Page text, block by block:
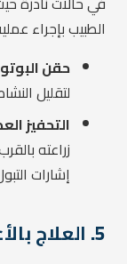
الطبيب بإجراء
حقن
لتقليل
التحفيز
زراعته
إشارات
5. العلاج